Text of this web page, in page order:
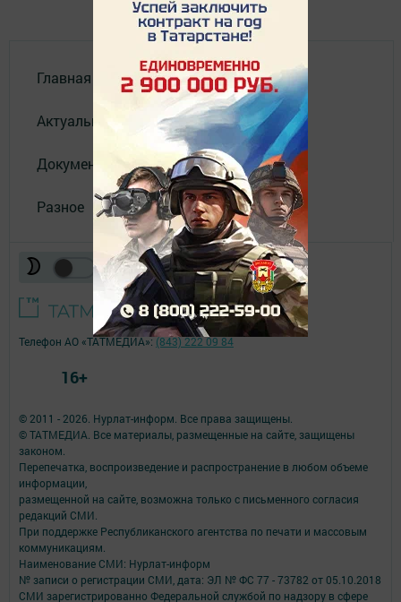
Главная
Актуальное видео
Документы
Разное
© 2011 - 2026. Нурлат-⁠информ. Все права защищены.
© ТАТМЕДИА. Все материалы, размещенные на сайте, защищены
законом.
Перепечатка, воспроизведение и распространение в любом объеме
информации,
размещенной на сайте, возможна только с письменного согласия
редакций СМИ.
При поддержке Республиканского агентства по печати и массовым
коммуникациям.
Наименование СМИ: Нурлат-⁠информ
№ записи о регистрации СМИ, дата: ЭЛ № ФС 77 -⁠ 73782 от 05.10.2018
СМИ зарегистрированно Федеральной службой по надзору в сфере
Телефон АО «ТАТМЕДИА»:(843) 222 09 84
16+